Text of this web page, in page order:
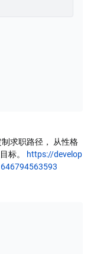
求职路径， 从性格
标。
https://develop